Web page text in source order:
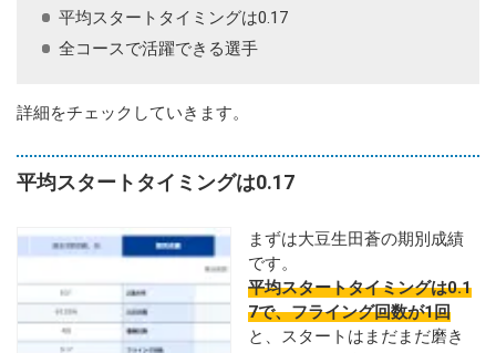
平均スタートタイミングは0.17
全コースで活躍できる選手
詳細をチェックしていきます。
平均スタートタイミングは0.17
まずは大豆生田蒼の期別成績
です。
平均スタートタイミングは0.1
7で、フライング回数が1回
と、スタートはまだまだ磨き